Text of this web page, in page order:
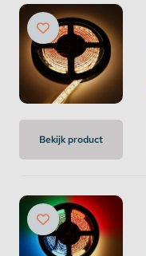
Bekijk product